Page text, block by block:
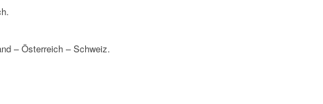
– Österreich – Schweiz.